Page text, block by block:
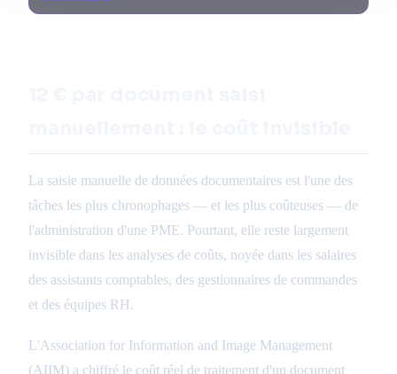
La saisie manuelle de données documentaires est l'une des
tâches les plus chronophages — et les plus coûteuses — de
l'administration d'une PME. Pourtant, elle reste largement
invisible dans les analyses de coûts, noyée dans les salaires
des assistants comptables, des gestionnaires de commandes
et des équipes RH.
L'Association for Information and Image Management
(AIIM) a chiffré le coût réel de traitement d'un document